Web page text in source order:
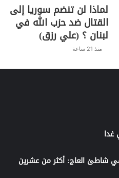
لماذا لن تنضم سوريا إلى
القتال ضد حزب الله في
لبنان ؟ (علي رزق)
منذ 21 ساعة
غدا
في شاطئ العاج: أكثر من عشرين